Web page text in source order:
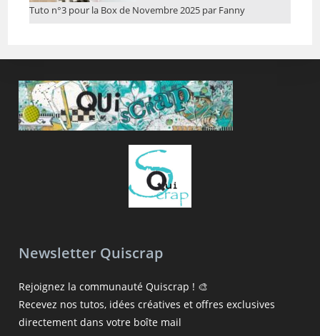
Tuto n°3 pour la Box de Novembre 2025 par Fanny
Newsletter Quiscrap
Rejoignez la communauté Quiscrap ! 🎨
Recevez nos tutos, idées créatives et offres exclusives
directement dans votre boîte mail